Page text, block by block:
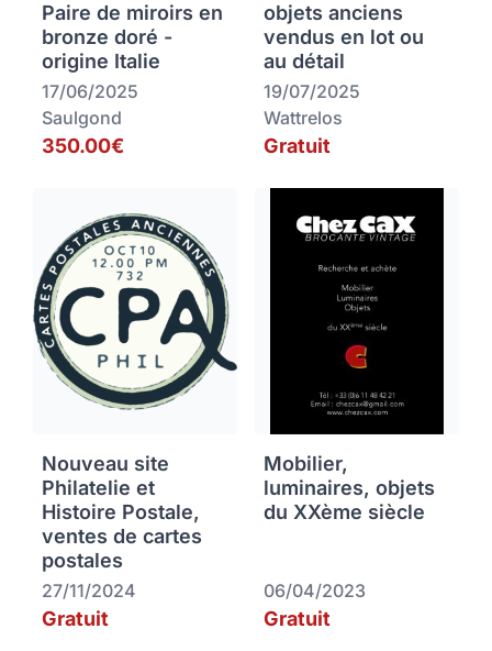
Paire de miroirs en
bronze doré -
origine Italie
17/06/2025
Saulgond
350.00€
objets anciens
vendus en lot ou
au détail
19/07/2025
Wattrelos
Gratuit
Nouveau site
Philatelie et
Histoire Postale,
ventes de cartes
postales
27/11/2024
Gratuit
Mobilier,
luminaires, objets
du XXème siècle
06/04/2023
Gratuit